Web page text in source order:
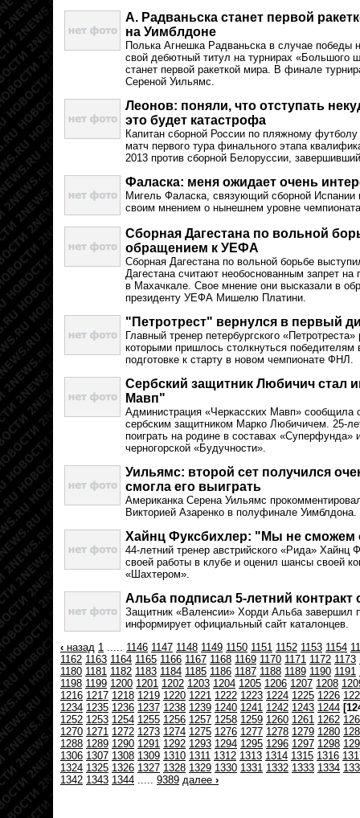
А. Радваньска станет первой
на Уимблдоне
Полька Агнешка Радваньска в случае победы
свой дебютный титул на турнирах «Большого
станет первой ракеткой мира. В финале
Сереной Уильямс.
Леонов: поняли, что отступать
это будет катастрофа
Капитан сборной России по пляжному
матч первого тура финального этапа
2013 против сборной Белоруссии,
Фаласка: меня ожидает очень
Мигель Фаласка, связующий сборной
своим мнением о нынешнем уровне
Сборная Дагестана по вольной
обращением к УЕФА
Сборная Дагестана по вольной борьбе
Дагестана считают необоснованным запрет
в Махачкале. Свое мнение они высказали в
президенту УЕФА Мишелю Платини.
"Петротрест" вернулся в первый
Главный тренер петербургского
которыми пришлось столкнуться победителям
подготовке к старту в новом чемпионате ФНЛ.
Сербский защитник Любичич стал
Мавп"
Администрация «Черкасских Мавп» сообщила
сербским защитником Марко Любичичем. 25-
поиграть на родине в составах «Суперфунда»
черногорской «Будучности».
Уильямс: второй сет получился
смогла его выиграть
Американка Серена Уильямс
Викторией Азаренко в полуфинале Уимблдона.
Хайнц Фуксбихлер: "Мы не сможем
44-летний тренер австрийского «Рида» Хайнц
своей работы в клубе и оценил шансы своей
«Шахтером».
Альба подписал 5-летний
Защитник «Валенсии» Хорди Альба завершил
информирует официальный сайт каталонцев.
‹ назад 1 ..... 1146 1147 1148 1149 1150 1151 1152 1153 1154
1162 1163 1164 1165 1166 1167 1168 1169 1170 1171 1172 1173
1180 1181 1182 1183 1184 1185 1186 1187 1188 1189 1190 1191
1198 1199 1200 1201 1202 1203 1204 1205 1206 1207 1208
1216 1217 1218 1219 1220 1221 1222 1223 1224 1225 1226
1234 1235 1236 1237 1238 1239 1240 1241 1242 1243 1244
1252 1253 1254 1255 1256 1257 1258 1259 1260 1261 1262
1270 1271 1272 1273 1274 1275 1276 1277 1278 1279 1280
1288 1289 1290 1291 1292 1293 1294 1295 1296 1297 1298
1306 1307 1308 1309 1310 1311 1312 1313 1314 1315 1316
1324 1325 1326 1327 1328 1329 1330 1331 1332 1333 1334
1342 1343 1344 ..... 9389 далее ›